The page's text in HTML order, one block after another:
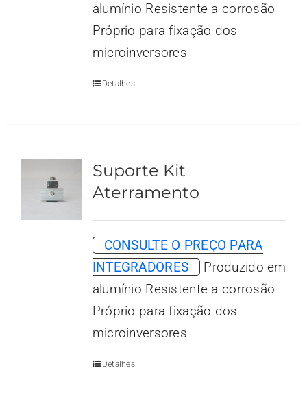
alumínio Resistente a corrosão
Próprio para fixação dos
microinversores
Detalhes
Suporte Kit
Aterramento
CONSULTE O PREÇO PARA
INTEGRADORES
Produzido em
alumínio Resistente a corrosão
Próprio para fixação dos
microinversores
Detalhes